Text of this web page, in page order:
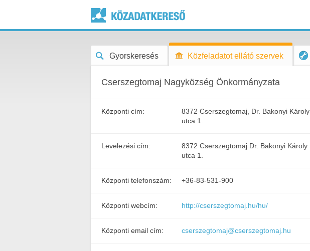
Gyorskeresés Közfeladatot ellátó szervek
Cserszegtomaj Nagyközség Önkormányzata
Központi cím:
8372 Cserszegtomaj, Dr. Bakonyi Károly
utca 1.
Levelezési cím:
8372 Cserszegtomaj Dr. Bakonyi Károly
utca 1.
Központi telefonszám: +36-83-531-900
Központi webcím: http://cserszegtomaj.hu/hu/
Központi email cím: cserszegtomaj@cserszegtomaj.hu